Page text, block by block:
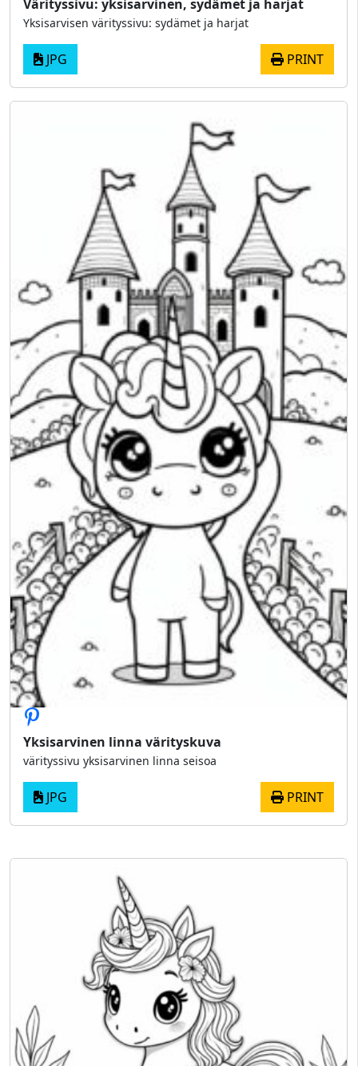
Värityssivu: yksisarvinen, sydämet ja harjat
Yksisarvisen värityssivu: sydämet ja harjat
JPG PRINT
Yksisarvinen linna värityskuva
värityssivu yksisarvinen linna seisoa
JPG PRINT